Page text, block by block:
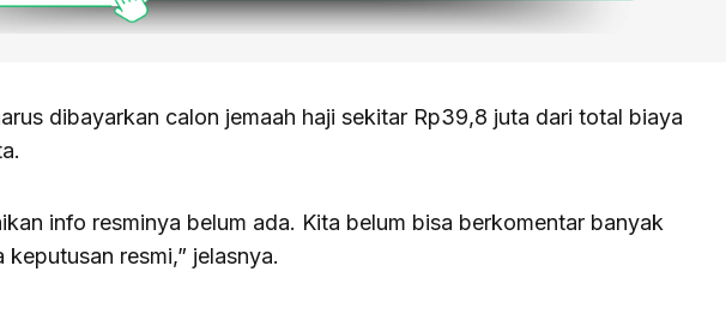
dibayarkan calon jemaah haji sekitar Rp39,8 juta dari total biaya
info resminya belum ada. Kita belum bisa berkomentar banyak
keputusan resmi,” jelasnya.